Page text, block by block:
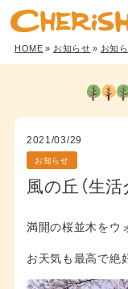
HOME» お知らせ» お知
2021/03/29
お知らせ
風の丘（生活
満開の桜並木をウ
お天気も最高で絶